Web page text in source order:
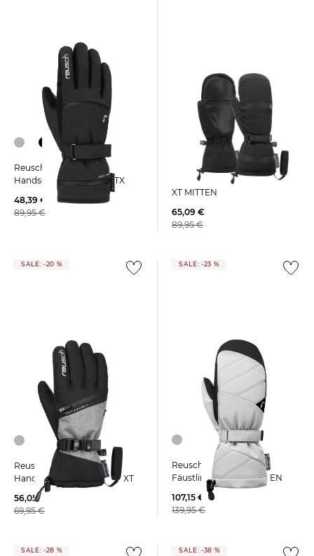
Reusch | Damen Ski
Handschuhe ALESSIA GTX
48,39 €
89,95 €
Reusch | Damen
Skihandschuhe COZY R-TEX®
XT MITTEN
65,09 €
89,95 €
SALE: -20 %
Reusch | Damen
Handschuhe DEMI R-TEX XT
56,05 €
69,95 €
SALE: -23 %
Reusch | Damen Ski
Fäustlinge SONJA MITTEN
107,15 €
139,95 €
SALE: -28 % SALE: -38 %